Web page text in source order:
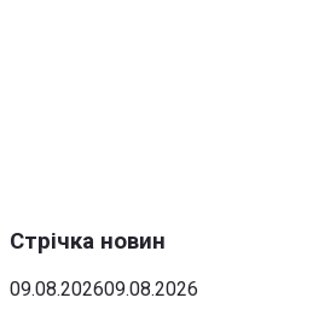
Стрічка новин
09.08.202609.08.2026